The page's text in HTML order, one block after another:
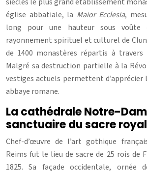
église abbatiale, la Maior Ecclesia,
long pour une hauteur sous voûte
rayonnement spirituel et culturel de
de 1400 monastères répartis à travers
Malgré sa destruction partielle à la
vestiges actuels permettent d’apprécier
abbaye romane.
La cathédrale Notre-
sanctuaire du sacre royal
Chef-d’œuvre de l’art gothique
Reims fut le lieu de sacre de 25 rois de
1825. Sa façade occidentale, ornée